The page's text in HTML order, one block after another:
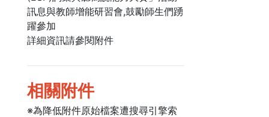
訊息與教師增能研習會,鼓勵師生們踴
躍參加
詳細資訊請參閱附件
相關附件
※為降低附件原始檔案遭搜尋引擎索